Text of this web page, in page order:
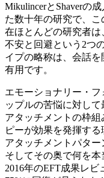
MikulincerとShaverの
た数十年の研究で、
在ほとんどの研究者は
不安と回避という2つ
イプの略称は、会話
有用です。
エモーショナリー・
ップルの苦悩に対し
アタッチメントの枠
ピーが効果を発揮す
アタッチメントパター
そしてその奥で何を本
2016年のEFT成果レ